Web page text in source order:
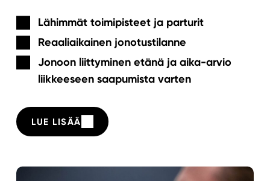
Lähimmät toimipisteet ja parturit
Reaaliaikainen jonotustilanne
Jonoon liittyminen etänä ja aika-arvio
liikkeeseen saapumista varten
LUE LISÄÄ